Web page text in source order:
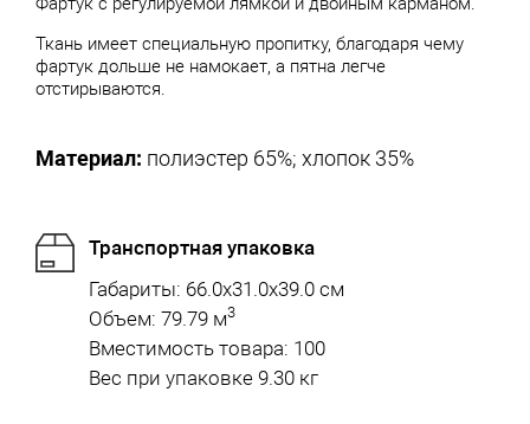
Ткань имеет специальную пропитку, благодаря чему
фартук дольше не намокает, а пятна легче
отстирываются.
Материал: полиэстер 65%; хлопок 35%
Транспортная упаковка
Габариты: 66.0x31.0x39.0 см
Объем: 79.79 м3
Вместимость товара: 100
Вес при упаковке 9.30 кг